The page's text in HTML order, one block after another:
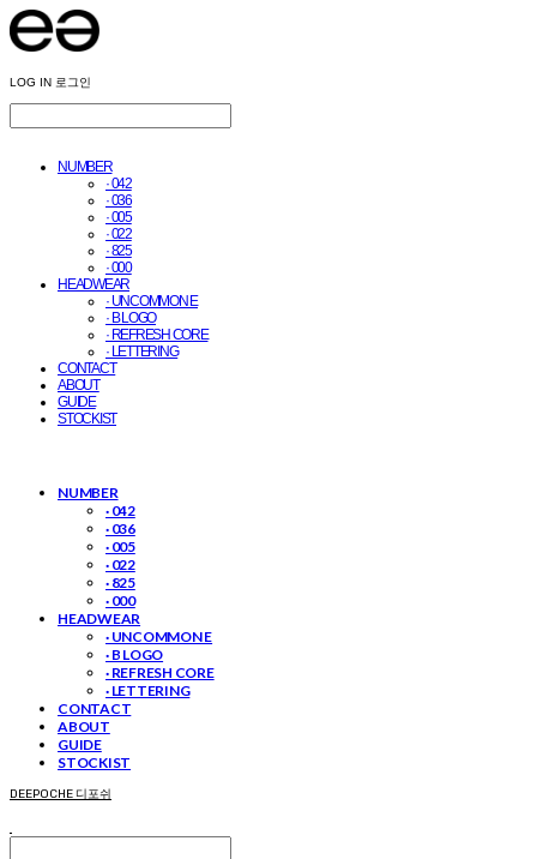
LOG IN 로그인
NUMBER
· 042
· 036
· 005
· 022
· 825
· 000
HEADWEAR
· UNCOMMON E
· B LOGO
· REFRESH CORE
· LETTERING
CONTACT
ABOUT
GUIDE
STOCKIST
NUMBER
· 042
· 036
· 005
· 022
· 825
· 000
HEADWEAR
· UNCOMMON E
· B LOGO
· REFRESH CORE
· LETTERING
CONTACT
ABOUT
GUIDE
STOCKIST
DEEPOCHE 디포쉬